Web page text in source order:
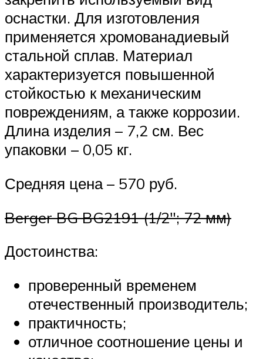
оснастки. Для изготовления
применяется хромованадиевый
стальной сплав. Материал
характеризуется повышенной
стойкостью к механическим
повреждениям, а также коррозии.
Длина изделия – 7,2 см. Вес
упаковки – 0,05 кг.
Средняя цена – 570 руб.
Berger BG BG2191 (1/2″; 72 мм)
Достоинства:
проверенный временем
отечественный производитель;
практичность;
отличное соотношение цены и